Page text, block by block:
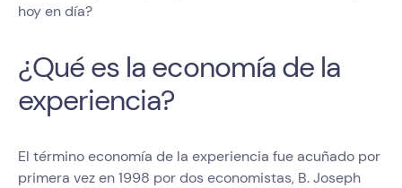
hoy en día?
¿Qué es la economía de la
experiencia?
El término economía de la experiencia fue acuñado por
primera vez en 1998 por dos economistas, B. Joseph